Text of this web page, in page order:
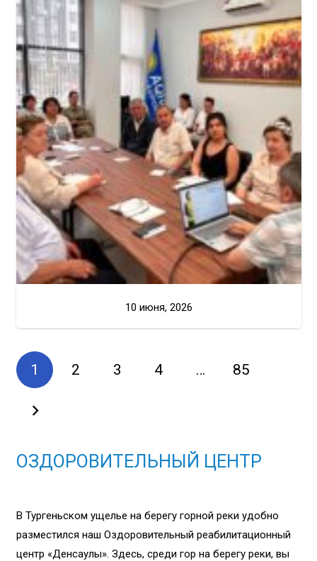
10 июня, 2026
1 2 3 4 … 85
ОЗДОРОВИТЕЛЬНЫЙ ЦЕНТР
В Тургеньском ущелье на берегу горной реки удобно
разместился наш Оздоровительный реабилитационный
центр «Денсаулық». Здесь, среди гор на берегу реки, вы